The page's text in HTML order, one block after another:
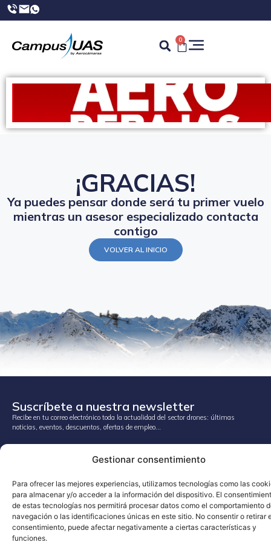
Gestionar consentimiento
Para ofrecer las mejores experiencias, utilizamos tecnologías como las
para almacenar y/o acceder a la información del dispositivo. El
de estas tecnologías nos permitirá procesar datos como el comportamiento
navegación o las identificaciones únicas en este sitio. No consentir o retirar
consentimiento, puede afectar negativamente a ciertas características y
funciones.
0
¡GRACIAS!
Ya puedes pensar donde será tu primer vuelo
mientras un asesor especializado contacta
contigo
VOLVER AL INICIO
Suscríbete a nuestra newsletter
Recibe en tu correo electrónico toda la actualidad del sector drones: últimas
noticias, eventos, descuentos, ofertas de empleo…
(+34) 900 431 031
FORMACIÓN
Formación oficial
Formación técnica profesional
Formación universitaria
SOBRE NOSOTROS
Ubicaciones
Agenda